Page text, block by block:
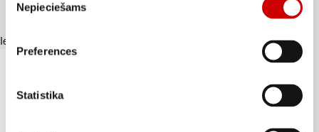
izvēle
Nepieciešams
Preferences
Statistika
Iesakām ar